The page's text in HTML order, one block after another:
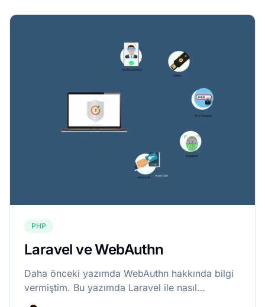
PHP
Laravel ve WebAuthn
Daha önceki yazımda WebAuthn hakkında bilgi
vermiştim. Bu yazımda Laravel ile nasıl